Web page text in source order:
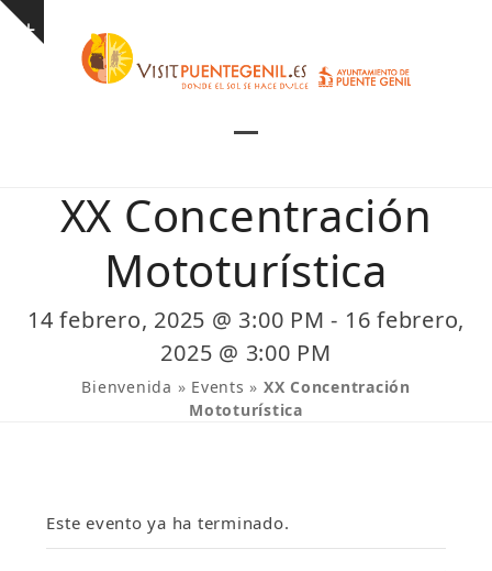
Skip
Show
mobile
menu
mobile
menu
XX Concentración
Mototurística
14 febrero, 2025 @ 3:00 PM - 16 febrero,
2025 @ 3:00 PM
Bienvenida » Events » XX Concentración
Mototurística
Este evento ya ha terminado.